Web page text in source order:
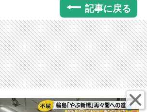
記事に戻る